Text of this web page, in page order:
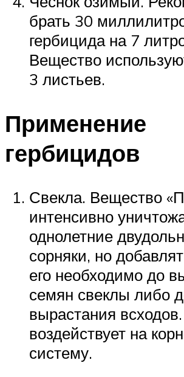
брать 30
гербицида на 7
Вещество
3 листьев.
Применение
гербицидов
Свекла. Вещество
интенсивно
однолетние
сорняки, но
его необходимо до
семян свеклы либо
вырастания
воздействует на
систему.